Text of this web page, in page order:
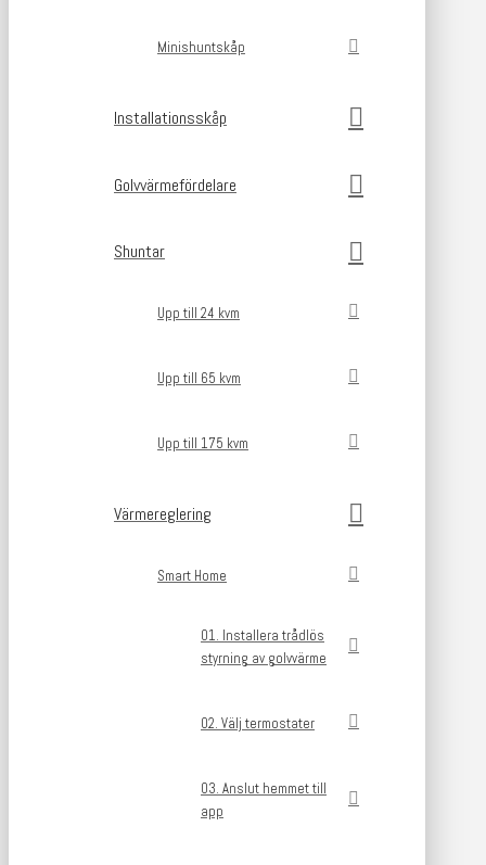
Minishuntskåp
Installationsskåp
Golvvärmefördelare
Shuntar
Upp till 24 kvm
Upp till 65 kvm
Upp till 175 kvm
Värmereglering
Smart Home
01. Installera trådlös
styrning av golvvärme
02. Välj termostater
03. Anslut hemmet till
app